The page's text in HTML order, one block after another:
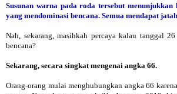
Susunan warna pada roda tersebut
yang mendominasi bencana. Semua mendapat
Nah, sekarang, masihkah percaya kalau tanggal
bencana?
Sekarang, secara singkat mengenai angka 66.
Orang-orang mulai menghubungkan angka 66